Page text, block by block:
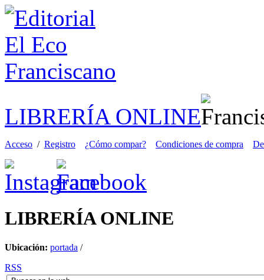
LIBRERÍA ONLINE
Acceso / Registro ¿Cómo compar? Condiciones de compra
LIBRERÍAONLINE
Ubicación: portada /
RSS